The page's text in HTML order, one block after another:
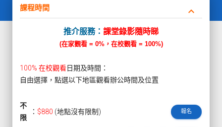
課程時間 keyboard_arrow_down
推介服務： 課堂錄影隨時睇
(在家觀看 = 0%，在校觀看 = 100%)
100% 在校觀看日期及時間：
自由選擇，點選以下地區觀看辦公時間及位置
不
限
： $880 (地點沒有限制) 報名